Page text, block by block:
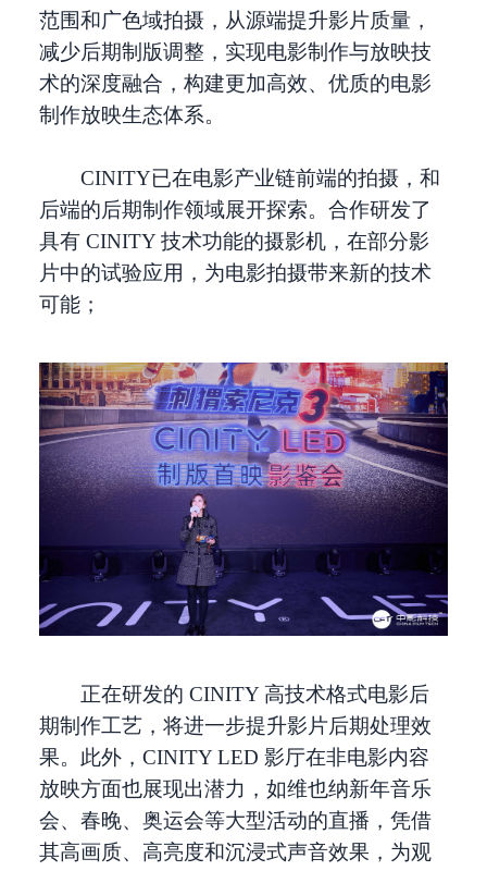
范围和广色域拍摄，从源端提升影片质量，
减少后期制版调整，实现电影制作与放映技
术的深度融合，构建更加高效、优质的电影
制作放映生态体系。
CINITY已在电影产业链前端的拍摄，和
后端的后期制作领域展开探索。合作研发了
具有 CINITY 技术功能的摄影机，在部分影
片中的试验应用，为电影拍摄带来新的技术
可能；
正在研发的 CINITY 高技术格式电影后
期制作工艺，将进一步提升影片后期处理效
果。此外，CINITY LED 影厅在非电影内容
放映方面也展现出潜力，如维也纳新年音乐
会、春晚、奥运会等大型活动的直播，凭借
其高画质、高亮度和沉浸式声音效果，为观